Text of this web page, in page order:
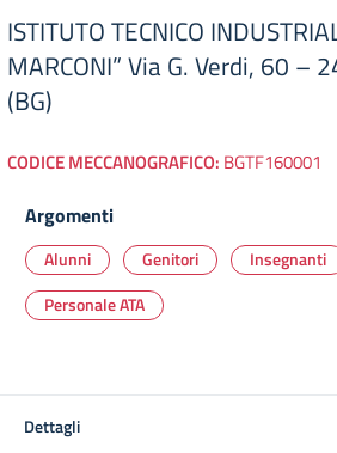
ISTITUTO TECNICO
MARCONI” Via G. Verdi, 60 –
(BG)
CODICE MECCANOGRAFICO: BGTF160001
Argomenti
Alunni Genitori Insegnanti
Personale ATA
Dettagli